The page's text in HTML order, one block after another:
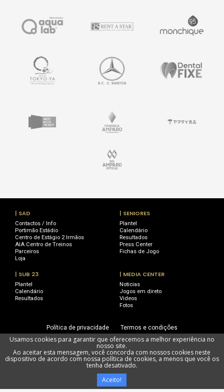
| SAD
Contactos / Info
Portimão Estádio
Centro de Estágio 2 Irmãos
AIA Centro de Treinos
Parceiros
Loja
| SENIORES
Plantel
Calendário
Resultados
Press Center
Fichas de Jogo
| SUB 23
Plantel
Calendário
Resultados
| MEDIA CENTER
Noticias
Jogos em direto
Videos
Fotos
Política de privacidade
Termos e condições
Utilização de cookies
Livro de Reclamações
Portimonense Futebol SAD @ Todos os direitos reservados
Usamos cookies para garantir que oferecemos a melhor experiência no
nosso site.
Ao aceitar esta mensagem, você concorda com nossos cookies neste
dispositivo de acordo com nossa política de cookies, a menos que você os
tenha desativado.
Aceito!